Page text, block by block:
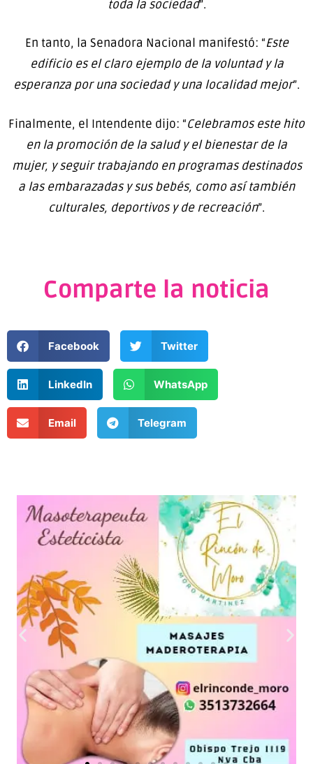
toda la sociedad”.
En tanto, la Senadora Nacional manifestó: “Este
edificio es el claro ejemplo de la voluntad y la
esperanza por una sociedad y una localidad mejor”.
Finalmente, el Intendente dijo: “Celebramos este hito
en la promoción de la salud y el bienestar de la
mujer, y seguir trabajando en programas destinados
a las embarazadas y sus bebés, como así también
culturales, deportivos y de recreación”.
Comparte la noticia
Facebook Twitter
LinkedIn WhatsApp
Email Telegram